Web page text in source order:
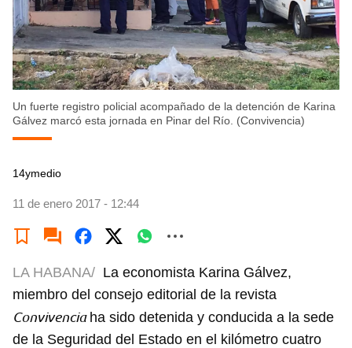
Un fuerte registro policial acompañado de la detención de Karina
Gálvez marcó esta jornada en Pinar del Río. (Convivencia)
14ymedio
11 de enero 2017 - 12:44
LA HABANA/ La economista Karina Gálvez,
miembro del consejo editorial de la revista
Convivencia ha sido detenida y conducida a la sede
de la Seguridad del Estado en el kilómetro cuatro